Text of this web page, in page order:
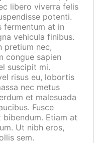
libero viverra felis
potenti.
fermentum at in
vehicula finibus.
pretium nec,
congue sapien
suscipit mi.
risus eu, lobortis
nec metus
et malesuada
Fusce
Etiam at
Ut nibh eros,
sem.